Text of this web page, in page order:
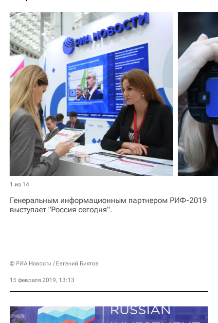
1 из 14
Генеральным информационным партнером РИФ-2019
выступает "Россия сегодня".
© РИА Новости / Евгений Биятов
15 февраля 2019, 13:13